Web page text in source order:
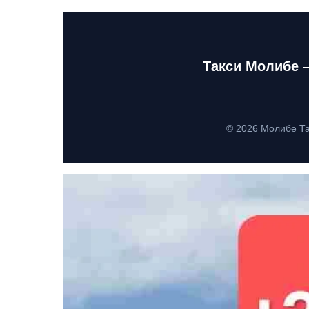
Такси Молибе
© 2026 Молибе